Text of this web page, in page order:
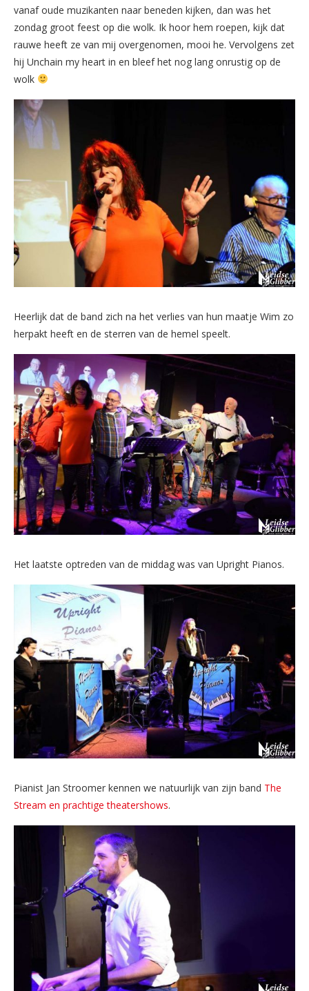
vanaf oude muzikanten naar beneden kijken, dan was het
zondag groot feest op die wolk. Ik hoor hem roepen, kijk dat
rauwe heeft ze van mij overgenomen, mooi he. Vervolgens zet
hij Unchain my heart in en bleef het nog lang onrustig op de
wolk
Heerlijk dat de band zich na het verlies van hun maatje Wim zo
herpakt heeft en de sterren van de hemel speelt.
Het laatste optreden van de middag was van Upright Pianos.
Pianist Jan Stroomer kennen we natuurlijk van zijn band The
Stream en prachtige theatershows.